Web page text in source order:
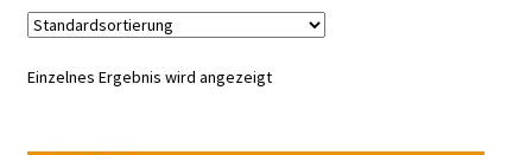
Einzelnes Ergebnis wird angezeigt